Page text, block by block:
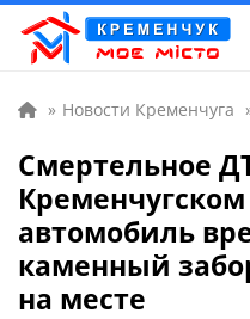
» Новости Кременчуга
Смертельное
автомобиль
каменный
на месте